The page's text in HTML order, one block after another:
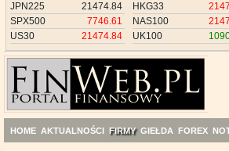
JPN225
21474.84
SPX500
7746.61
US30
21474.84
HKG33
NAS100
UK100
HOME AKTUALNOŚCI FIRMY GIEŁDA FOREX